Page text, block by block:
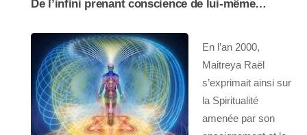
De l’infini prenant conscience de lui-même…
En l’an 2000,
Maitreya Raël
s’exprimait ainsi sur
la Spiritualité
amenée par son